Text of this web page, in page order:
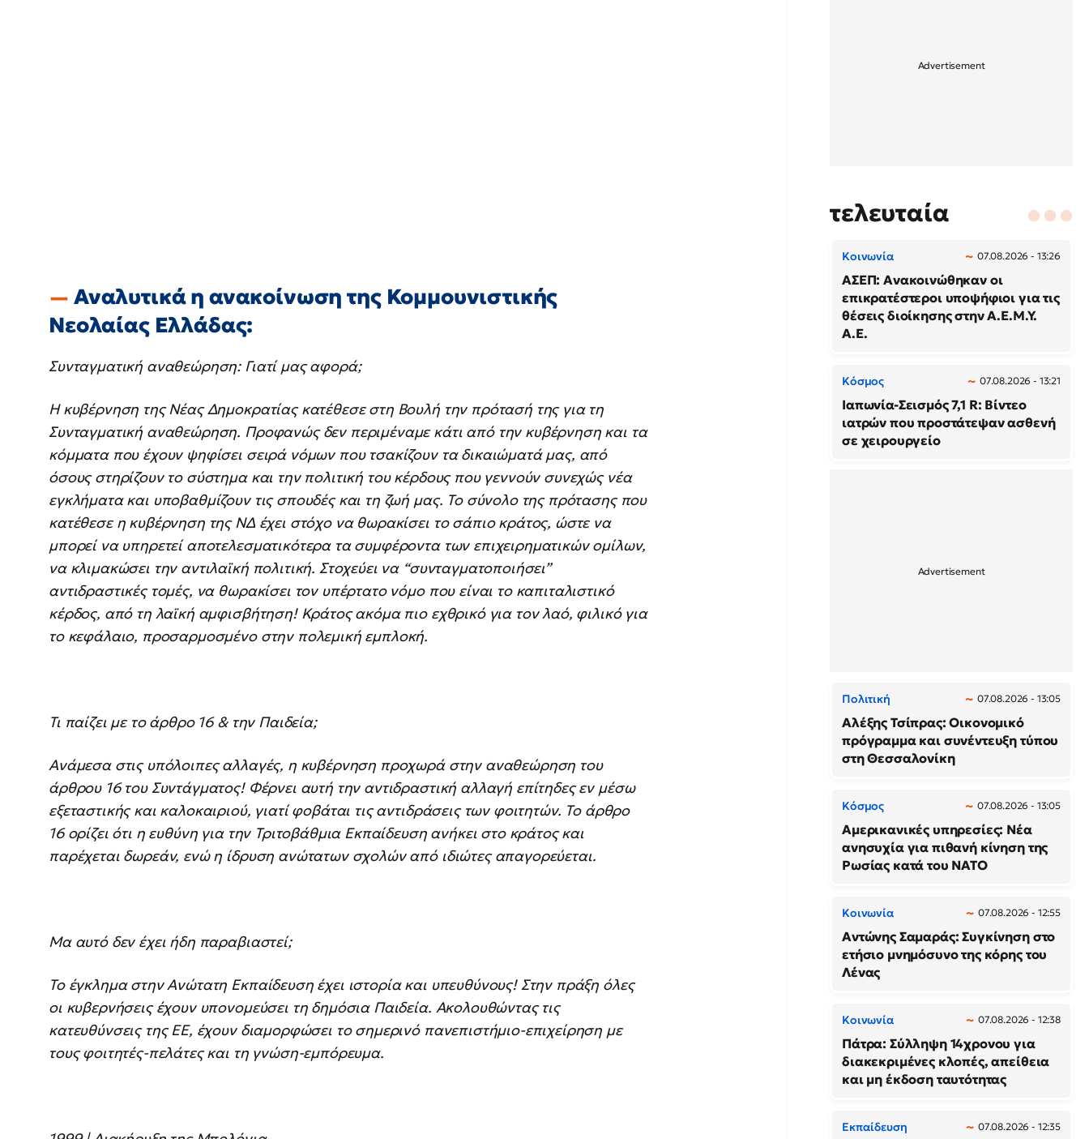
Αναλυτικά η ανακοίνωση της Κομμουνιστικής
Νεολαίας Ελλάδας:
Συνταγματική αναθεώρηση: Γιατί μας αφορά;
Η κυβέρνηση της Νέας Δημοκρατίας κατέθεσε στη Βουλή την πρότασή της για τη
Συνταγματική αναθεώρηση. Προφανώς δεν περιμέναμε κάτι από την κυβέρνηση και τα
κόμματα που έχουν ψηφίσει σειρά νόμων που τσακίζουν τα δικαιώματά μας, από
όσους στηρίζουν το σύστημα και την πολιτική του κέρδους που γεννούν συνεχώς νέα
εγκλήματα και υποβαθμίζουν τις σπουδές και τη ζωή μας. Το σύνολο της πρότασης που
κατέθεσε η κυβέρνηση της ΝΔ έχει στόχο να θωρακίσει το σάπιο κράτος, ώστε να
μπορεί να υπηρετεί αποτελεσματικότερα τα συμφέροντα των επιχειρηματικών ομίλων,
να κλιμακώσει την αντιλαϊκή πολιτική. Στοχεύει να “συνταγματοποιήσει”
αντιδραστικές τομές, να θωρακίσει τον υπέρτατο νόμο που είναι το καπιταλιστικό
κέρδος, από τη λαϊκή αμφισβήτηση! Κράτος ακόμα πιο εχθρικό για τον λαό, φιλικό για
το κεφάλαιο, προσαρμοσμένο στην πολεμική εμπλοκή.
Τι παίζει με το άρθρο 16 & την Παιδεία;
Ανάμεσα στις υπόλοιπες αλλαγές, η κυβέρνηση προχωρά στην αναθεώρηση του
άρθρου 16 του Συντάγματος! Φέρνει αυτή την αντιδραστική αλλαγή επίτηδες εν μέσω
εξεταστικής και καλοκαιριού, γιατί φοβάται τις αντιδράσεις των φοιτητών. Το άρθρο
16 ορίζει ότι η ευθύνη για την Τριτοβάθμια Εκπαίδευση ανήκει στο κράτος και
παρέχεται δωρεάν, ενώ η ίδρυση ανώτατων σχολών από ιδιώτες απαγορεύεται.
Μα αυτό δεν έχει ήδη παραβιαστεί;
Το έγκλημα στην Ανώτατη Εκπαίδευση έχει ιστορία και υπευθύνους! Στην πράξη όλες
οι κυβερνήσεις έχουν υπονομεύσει τη δημόσια Παιδεία. Ακολουθώντας τις
κατευθύνσεις της ΕΕ, έχουν διαμορφώσει το σημερινό πανεπιστήμιο-επιχείρηση με
τους φοιτητές-πελάτες και τη γνώση-εμπόρευμα.
τελευταία
Κοινωνία 07.08.2026 - 13:26
ΑΣΕΠ: Ανακοινώθηκαν οι
επικρατέστεροι υποψήφιοι για τις
θέσεις διοίκησης στην Α.Ε.Μ.Υ.
Α.Ε.
Κόσμος 07.08.2026 - 13:21
Ιαπωνία-Σεισμός 7,1 R: Βίντεο
ιατρών που προστάτεψαν ασθενή
σε χειρουργείο
Πολιτική 07.08.2026 - 13:05
Αλέξης Τσίπρας: Οικονομικό
πρόγραμμα και συνέντευξη τύπου
στη Θεσσαλονίκη
Κόσμος 07.08.2026 - 13:05
Αμερικανικές υπηρεσίες: Νέα
ανησυχία για πιθανή κίνηση της
Ρωσίας κατά του ΝΑΤΟ
Κοινωνία 07.08.2026 - 12:55
Αντώνης Σαμαράς: Συγκίνηση στο
ετήσιο μνημόσυνο της κόρης του
Λένας
Κοινωνία 07.08.2026 - 12:38
Πάτρα: Σύλληψη 14χρονου για
διακεκριμένες κλοπές, απείθεια
και μη έκδοση ταυτότητας
Εκπαίδευση 07.08.2026 - 12:35